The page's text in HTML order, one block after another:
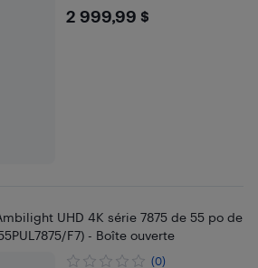
$2999.99
2 999,99 $
UHD 4K série 7875 de 55 po de
F7) - Boîte ouverte
(0)